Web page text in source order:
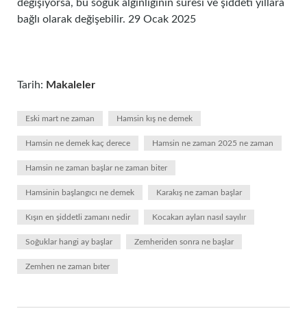
değişiyorsa, bu soğuk algınlığının süresi ve şiddeti yıllara
bağlı olarak değişebilir. 29 Ocak 2025
Tarih: Makaleler
Eski mart ne zaman Hamsin kış ne demek
Hamsin ne demek kaç derece Hamsin ne zaman 2025 ne zaman
Hamsin ne zaman başlar ne zaman biter
Hamsinin başlangıcı ne demek Karakış ne zaman başlar
Kışın en şiddetli zamanı nedir Kocakarı ayları nasıl sayılır
Soğuklar hangi ay başlar Zemheriden sonra ne başlar
Zemherı ne zaman bıter